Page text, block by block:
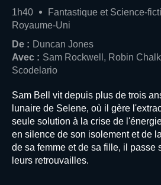
1h40 Fantastique et Science-
Royaume-Uni
De : Duncan Jones
Avec : Sam Rockwell, Robin
Scodelario
Sam Bell vit depuis plus de trois
lunaire de Selene, où il gère
seule solution à la crise de
en silence de son isolement et de
de sa femme et de sa fille, il passe
leurs retrouvailles.